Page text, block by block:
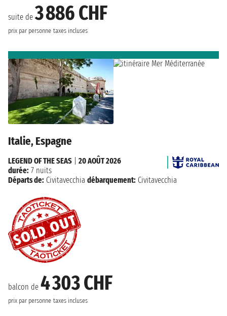
suite de3 886 CHF
prix par personne taxes incluses
Italie, Espagne
balcon de 4 303 CHF
prix par personne taxes incluses
LEGEND OF THE SEAS
20 AOÛT 2026
durée: 7 nuits
Départs de: Civitavecchia débarquement: Civitavecchia